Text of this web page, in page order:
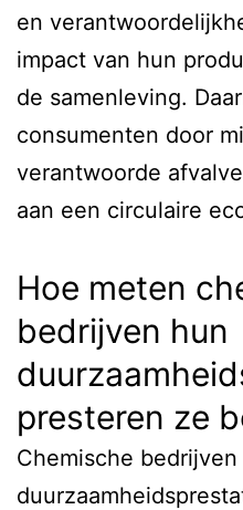
en
impact van hun
de samenleving.
consumenten door
verantwoorde
aan een circulaire
Hoe meten
bedrijven hun
presteren ze
Chemische